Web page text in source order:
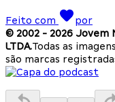
Feito com
por
© 2002 - 2026 Jovem
LTDA.Todas as
são marcas